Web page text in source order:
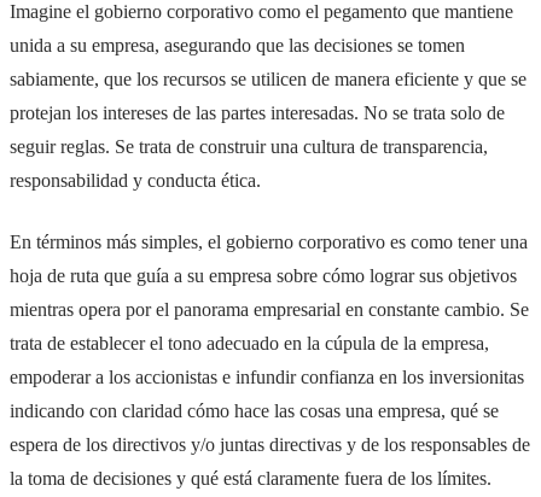
Imagine el gobierno corporativo como el pegamento que mantiene
unida a su empresa, asegurando que las decisiones se tomen
sabiamente, que los recursos se utilicen de manera eficiente y que se
protejan los intereses de las partes interesadas. No se trata solo de
seguir reglas. Se trata de construir una cultura de transparencia,
responsabilidad y conducta ética.
En términos más simples, el gobierno corporativo es como tener una
hoja de ruta que guía a su empresa sobre cómo lograr sus objetivos
mientras opera por el panorama empresarial en constante cambio. Se
trata de establecer el tono adecuado en la cúpula de la empresa,
empoderar a los accionistas e infundir confianza en los inversionitas
indicando con claridad cómo hace las cosas una empresa, qué se
espera de los directivos y/o juntas directivas y de los responsables de
la toma de decisiones y qué está claramente fuera de los límites.